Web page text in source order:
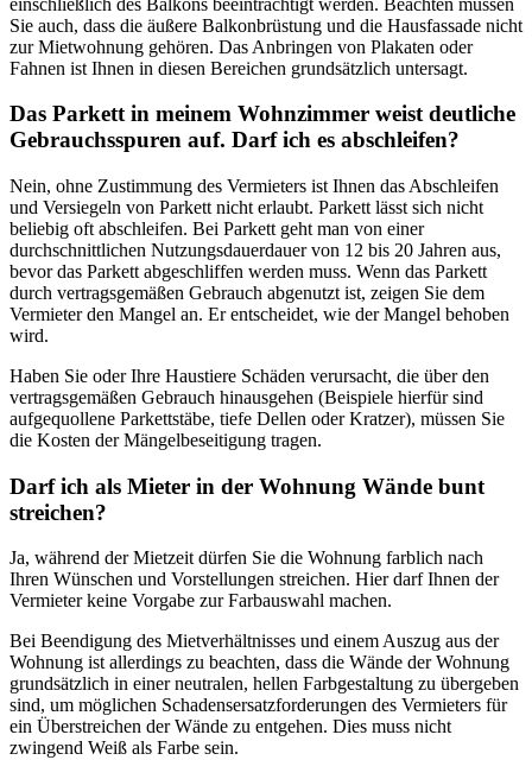
Sie auch, dass die äußere Balkonbrüstung und die Hausfassade nicht
zur Mietwohnung gehören. Das Anbringen von Plakaten oder
Fahnen ist Ihnen in diesen Bereichen grundsätzlich untersagt.
Das Parkett in meinem Wohnzimmer weist deutliche
Gebrauchsspuren auf. Darf ich es abschleifen?
Nein, ohne Zustimmung des Vermieters ist Ihnen das Abschleifen
und Versiegeln von Parkett nicht erlaubt. Parkett lässt sich nicht
beliebig oft abschleifen. Bei Parkett geht man von einer
durchschnittlichen Nutzungsdauerdauer von 12 bis 20 Jahren aus,
bevor das Parkett abgeschliffen werden muss. Wenn das Parkett
durch vertragsgemäßen Gebrauch abgenutzt ist, zeigen Sie dem
Vermieter den Mangel an. Er entscheidet, wie der Mangel behoben
wird.
Haben Sie oder Ihre Haustiere Schäden verursacht, die über den
vertragsgemäßen Gebrauch hinausgehen (Beispiele hierfür sind
aufgequollene Parkettstäbe, tiefe Dellen oder Kratzer), müssen Sie
die Kosten der Mängelbeseitigung tragen.
Darf ich als Mieter in der Wohnung Wände bunt
streichen?
Ja, während der Mietzeit dürfen Sie die Wohnung farblich nach
Ihren Wünschen und Vorstellungen streichen. Hier darf Ihnen der
Vermieter keine Vorgabe zur Farbauswahl machen.
Bei Beendigung des Mietverhältnisses und einem Auszug aus der
Wohnung ist allerdings zu beachten, dass die Wände der Wohnung
grundsätzlich in einer neutralen, hellen Farbgestaltung zu übergeben
sind, um möglichen Schadensersatzforderungen des Vermieters für
ein Überstreichen der Wände zu entgehen. Dies muss nicht
zwingend Weiß als Farbe sein.